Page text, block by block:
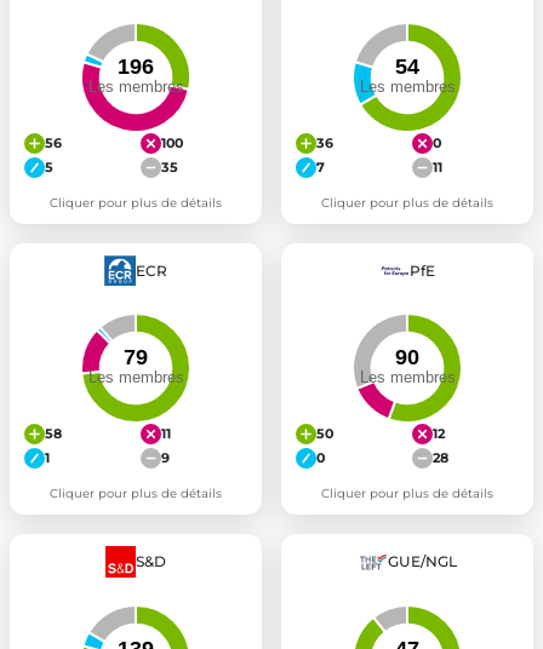
56
100
5
35
Cliquer pour plus de détails
36
0
7
11
Cliquer pour plus de détails
ECR
58
11
1
9
Cliquer pour plus de détails
PfE
50
12
0
28
Cliquer pour plus de détails
S&D GUE/NGL